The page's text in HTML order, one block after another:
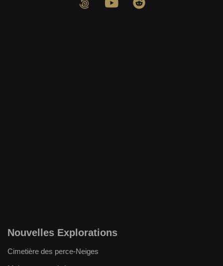
Nouvelles Explorations
Cimetière des perce-Neiges